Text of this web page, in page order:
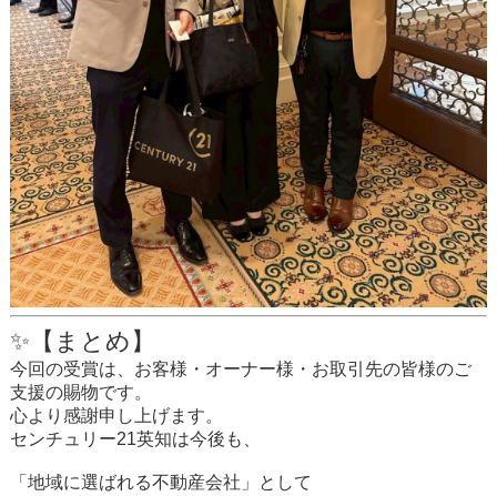
✨【まとめ】
今回の受賞は、お客様・オーナー様・お取引先の皆様のご
支援の賜物です。
心より感謝申し上げます。
センチュリー21英知は今後も、
「地域に選ばれる不動産会社」として